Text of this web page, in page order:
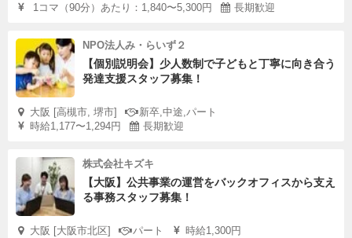
1コマ（90分）あたり：1,840〜5,300円
長期歓迎
NPO法人み・らいず２
【個別説明会】少人数制で子どもと丁寧に向き合う
発達支援スタッフ募集！
大阪 [高槻市, 堺市]
新卒,中途,パート
時給1,177〜1,294円
長期歓迎
株式会社キズキ
【大阪】公共事業の運営をバックオフィスから支え
る事務スタッフ募集！
大阪 [大阪市北区] パート
時給1,300円